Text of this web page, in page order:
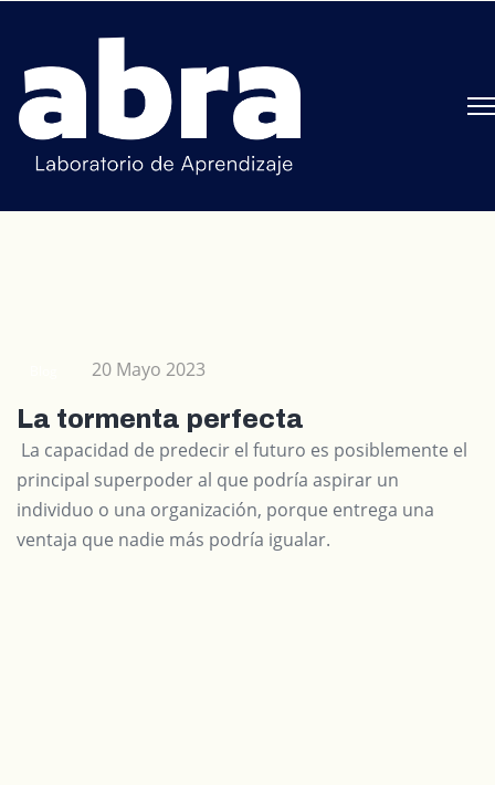
20 Mayo 2023
La tormenta perfecta
La capacidad de predecir el futuro es posiblemente el
principal superpoder al que podría aspirar un
individuo o una organización, porque entrega una
ventaja que nadie más podría igualar.